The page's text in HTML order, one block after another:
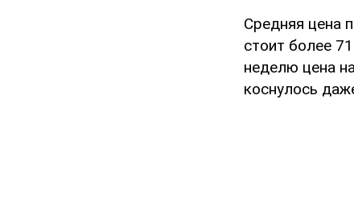
Средняя цена
стоит более
неделю цена
коснулось